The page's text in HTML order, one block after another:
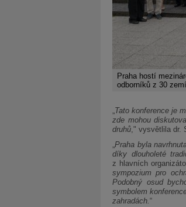
Praha hostí
odborníků z 30
„Tato konference je
zde mohou
druhů," vysvětlila dr.
„Praha byla
díky dlouholeté
z hlavních
sympozium pro
Podobný osud
symbolem
zahradách.“